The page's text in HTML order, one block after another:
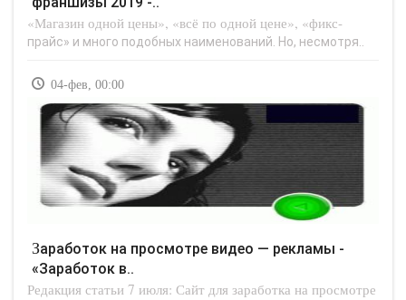
«Магазин одной цены», «всё по одной цене», «фикс-
прайс» и много подобных наименований. Но, несмотря..
04-фев, 00:00
Заработок на просмотре видео — рекламы -
«Заработок в..
Редакция статьи 7 июля: Сайт для заработка на просмотре